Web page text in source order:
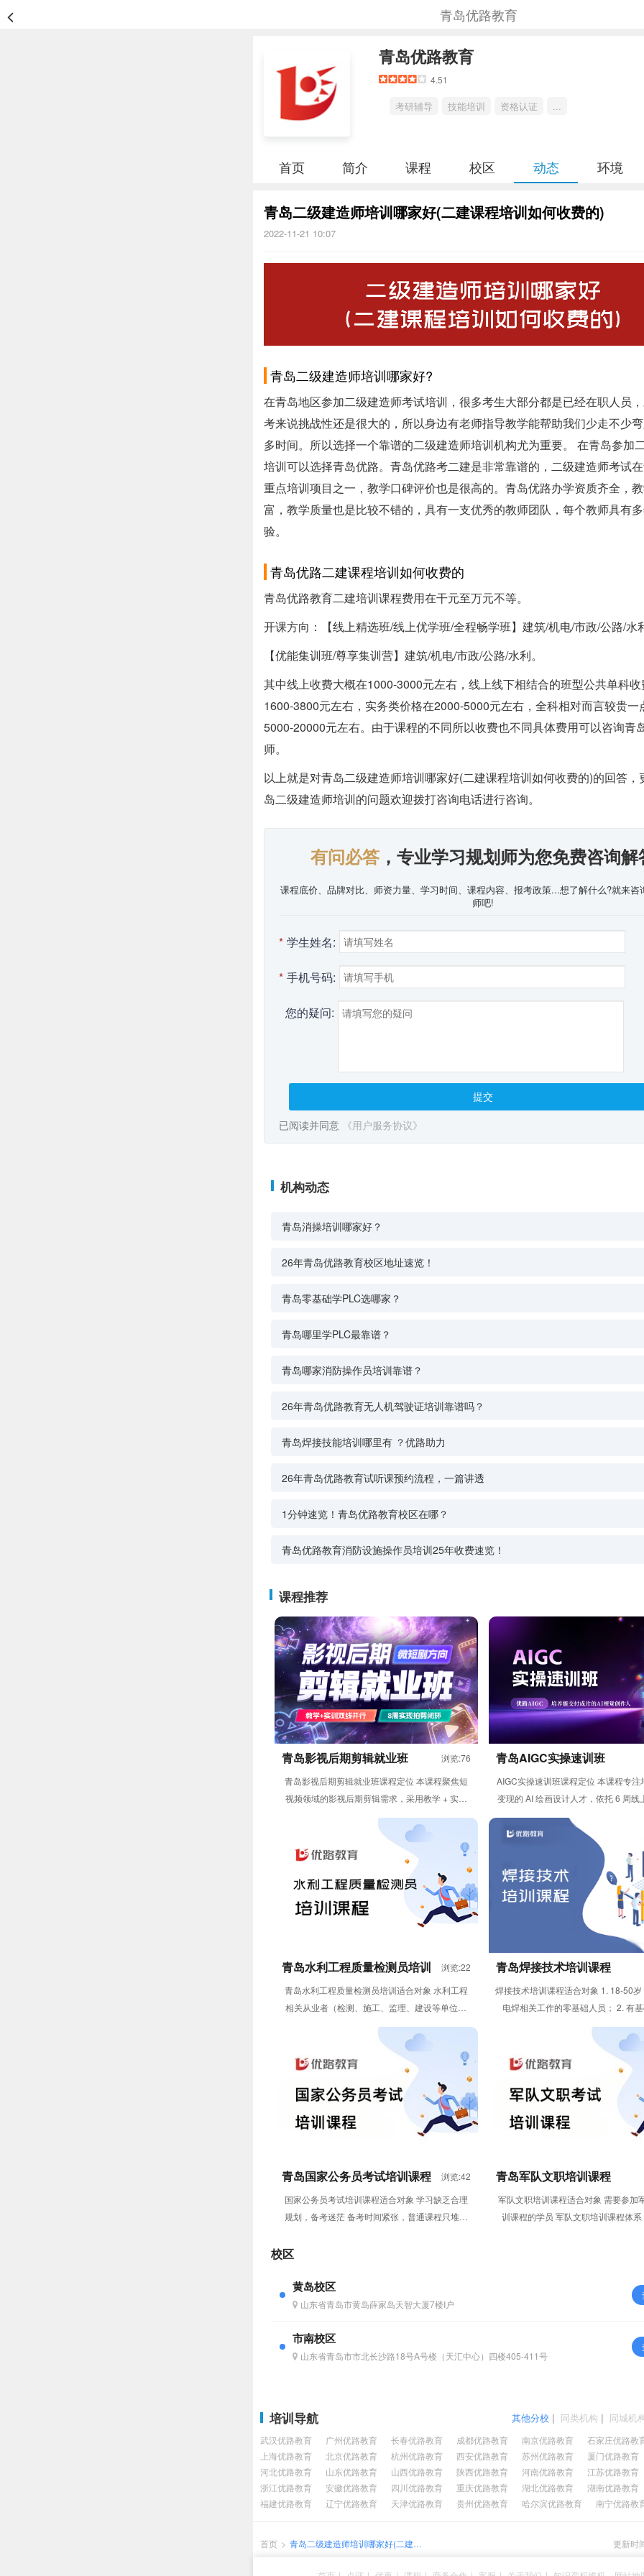
青岛优路教育
青岛优路教育
4.51
考研辅导 技能培训 资格认证 ...
首页 简介 课程 校区 动态 环境
青岛二级建造师培训哪家好(二建课程培训如何收费的)
2022-11-21 10:07
青岛二级建造师培训哪家好?
在青岛地区参加二级建造师考试培训，很多考生大部分都是已经在职人员
考来说挑战性还是很大的，所以身边有老师指导教学能帮助我们少走不少
多时间。所以选择一个靠谱的二级建造师培训机构尤为重要。 在青岛参加
培训可以选择青岛优路。青岛优路考二建是非常靠谱的，二级建造师考试
重点培训项目之一，教学口碑评价也是很高的。青岛优路办学资质齐全，
富，教学质量也是比较不错的，具有一支优秀的教师团队，每个教师具有
验。
青岛优路二建课程培训如何收费的
青岛优路教育二建培训课程费用在干元至万元不等。
开课方向：【线上精选班/线上优学班/全程畅学班】建筑/机电/市政/公路/
【优能集训班/尊享集训营】建筑/机电/市政/公路/水利。
其中线上收费大概在1000-3000元左右，线上线下相结合的班型公共单科
1600-3800元左右，实务类价格在2000-5000元左右，全科相对而言较贵一
5000-20000元左右。由于课程的不同所以收费也不同具体费用可以咨询青
师。
以上就是对青岛二级建造师培训哪家好(二建课程培训如何收费的)的回答，
岛二级建造师培训的问题欢迎拨打咨询电话进行咨询。
有问必答，专业学习规划师为您免费咨询解
课程底价、品牌对比、师资力量、学习时间、课程内容、报考政策...想了解什么?就来咨
师吧!
* 学生姓名:
* 手机号码:
您的疑问:
提交
已阅读并同意 《用户服务协议》
机构动态
青岛消操培训哪家好？
26年青岛优路教育校区地址速览！
青岛零基础学PLC选哪家？
青岛哪里学PLC最靠谱？
青岛哪家消防操作员培训靠谱？
26年青岛优路教育无人机驾驶证培训靠谱吗？
青岛焊接技能培训哪里有 ？优路助力
26年青岛优路教育试听课预约流程，一篇讲透
1分钟速览！青岛优路教育校区在哪？
青岛优路教育消防设施操作员培训25年收费速览！
课程推荐
青岛影视后期剪辑就业班
浏览:76
青岛影视后期剪辑就业班课程定位 本课程聚焦短
视频领域的影视后期剪辑需求，采用教学 + 实训
双线并行模式，通过 8...
青岛AIGC实操速训班
AIGC实操速训班课程定位 本课程专注
变现的 AI 绘画设计人才，依托 6 周线
模式，帮助学员从 ...
青岛水利工程质量检测员培训
浏览:22
青岛水利工程质量检测员培训适合对象 水利工程
相关从业者（检测、施工、监理、建设等单位人
员）；需要考取水利工程质量检测员...
青岛焊接技术培训课程
焊接技术培训课程适合对象 1. 18-50
电焊相关工作的零基础人员； 2. 有
升...
青岛国家公务员考试培训课程
浏览:42
国家公务员考试培训课程适合对象 学习缺乏合理
规划，备考迷茫 备考时间紧张，普通课程只堆砌
青岛军队文职培训课程
军队文职培训课程适合对象 需要参加
训课程的学员 军队文职培训课程体
校区
黄岛校区
山东省青岛市黄岛薛家岛天智大厦7楼I户
市南校区
山东省青岛市市北长沙路18号A号楼（天汇中心）四楼405-411号
其他分校 | 同类机构 | 同城机
培训导航
武汉优路教育 广州优路教育 长春优路教育 成都优路教育 南京优路教育
石家庄优路教
上海优路教育
北京优路教育 杭州优路教育 西安优路教育 苏州优路教育
厦门优路教育
河北优路教育
山东优路教育 山西优路教育 陕西优路教育 河南优路教育
江苏优路教育
浙江优路教育
安徽优路教育 四川优路教育 重庆优路教育 湖北优路教育
湖南优路教育
福建优路教育
辽宁优路教育 天津优路教育 贵州优路教育 哈尔滨优路教育 南宁优路教
首页 > 青岛二级建造师培训哪家好(二建课
更新时